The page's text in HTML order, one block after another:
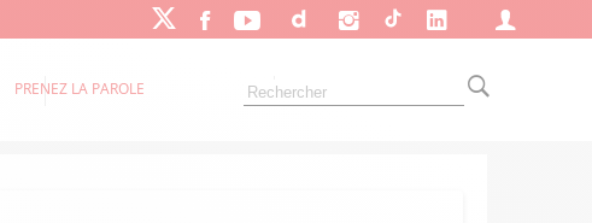
PRENEZ LA PAROLE